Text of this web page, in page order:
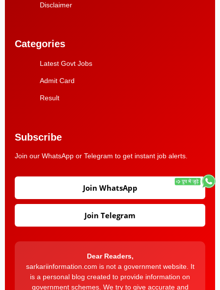
Disclaimer
Categories
Latest Govt Jobs
Admit Card
Result
Subscribe
Join our WhatsApp or Telegram to get instant job alerts.
Join WhatsApp
Join Telegram
Dear Readers,
sarkariinformation.com is not a government website. It
is a personal blog created to provide information on
government schemes. We try to give accurate and